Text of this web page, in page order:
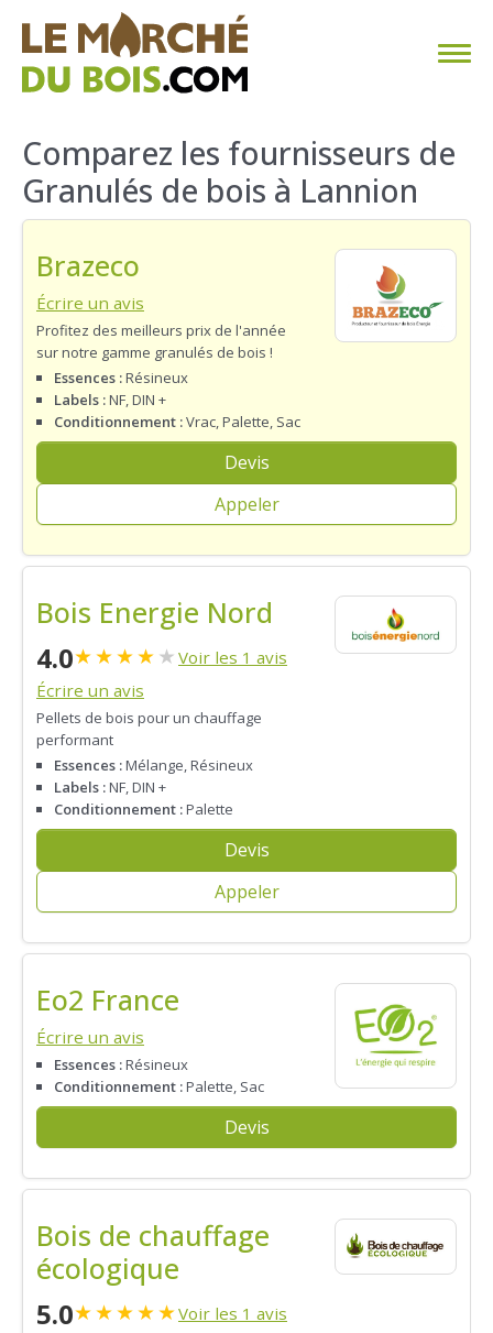
CHAUFFAGE AU BOIS
FAQ
TROUVER SON FOURNISSEUR
BLOG
ESPACE PRO
Comparez les fournisseurs de
Granulés de bois à Lannion
Brazeco
Écrire un avis
Profitez des meilleurs prix de l'année
sur notre gamme granulés de bois !
Essences :Résineux
Labels :NF, DIN +
Conditionnement :Vrac, Palette, Sac
Devis
Appeler
Bois Energie Nord
4.0★★★★★ Voir les 1 avis
Écrire un avis
Pellets de bois pour un chauffage
performant
Essences :Mélange, Résineux
Labels :NF, DIN +
Conditionnement :Palette
Devis
Appeler
Eo2 France
Écrire un avis
Essences :Résineux
Conditionnement :Palette, Sac
Devis
Bois de chauffage
écologique
5.0★★★★★Voir les 1 avis